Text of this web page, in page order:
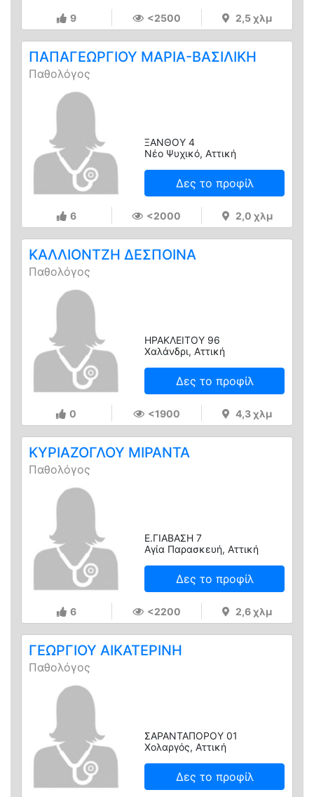
9 <2500 2,5 χλμ
ΠΑΠΑΓΕΩΡΓΙΟΥ ΜΑΡΙΑ-ΒΑΣΙΛΙΚΗ
Παθολόγος
ΞΑΝΘΟΥ 4
Νέο Ψυχικό, Αττική
Δες το προφίλ
6 <2000 2,0 χλμ
ΚΑΛΛΙΟΝΤΖΗ ΔΕΣΠΟΙΝΑ
Παθολόγος
ΗΡΑΚΛΕΙΤΟΥ 96
Χαλάνδρι, Αττική
Δες το προφίλ
0 <1900 4,3 χλμ
ΚΥΡΙΑΖΟΓΛΟΥ ΜΙΡΑΝΤΑ
Παθολόγος
Ε.ΓΙΑΒΑΣΗ 7
Αγία Παρασκευή, Αττική
Δες το προφίλ
6 <2200 2,6 χλμ
ΓΕΩΡΓΙΟΥ ΑΙΚΑΤΕΡΙΝΗ
Παθολόγος
ΣΑΡΑΝΤΑΠΟΡΟΥ 01
Χολαργός, Αττική
Δες το προφίλ